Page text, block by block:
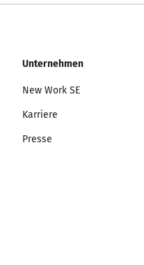
Unternehmen
New Work SE
Karriere
Presse